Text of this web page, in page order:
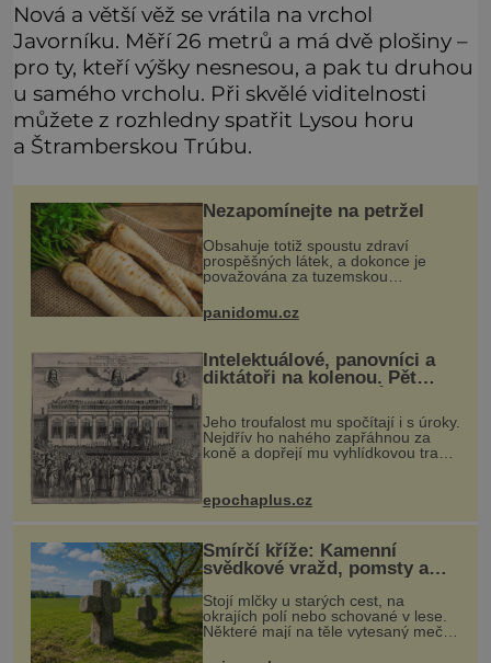
Nová a větší věž se vrátila na vrchol
Javorníku. Měří 26 metrů a má dvě plošiny –
pro ty, kteří výšky nesnesou, a pak tu druhou
u samého vrcholu. Při skvělé viditelnosti
můžete z rozhledny spatřit Lysou horu
a Štramberskou Trúbu.
Nezapomínejte na petržel
Obsahuje totiž spoustu zdraví
prospěšných látek, a dokonce je
považována za tuzemskou
superpotravinu. Zázrak plný
vitaminů V petrželi najdete vitaminy
B1, B2, B3, B6, provitamin A, vitamin
panidomu.cz
Intelektuálové, panovníci a
diktátoři na kolenou. Pět
popravou
Jeho troufalost mu spočítají i s úroky.
Nejdřív ho nahého zapřáhnou za
koně a dopřejí mu vyhlídkovou trasu
předtím, než ztratí věd
epochaplus.cz
Smírčí kříže: Kamenní
svědkové vražd, pomsty a
dávných vin
Stojí mlčky u starých cest, na
okrajích polí nebo schované v lese.
Některé mají na těle vytesaný meč,
jiné sekeru, v dalším případě jde jen